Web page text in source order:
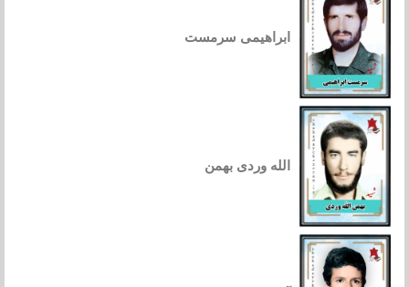
ابراهیمی سرمست
الله وردی بهمن